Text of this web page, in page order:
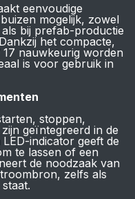
eenvoudige
mogelijk, zowel
bij prefab-productie
het compacte,
nauwkeurig worden
is voor gebruik in
stoppen,
geïntegreerd in de
indicator geeft de
te lassen of een
de noodzaak van
zelfs als